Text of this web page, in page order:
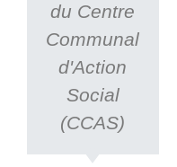
du Centre
Communal
d'Action
Social
(CCAS)